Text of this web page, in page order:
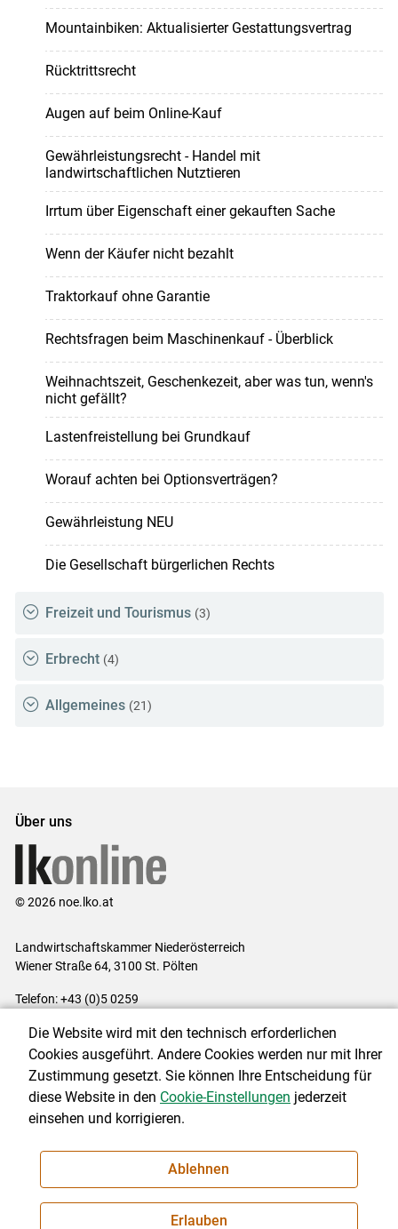
Mountainbiken: Aktualisierter Gestattungsvertrag
Rücktrittsrecht
Augen auf beim Online-Kauf
Gewährleistungsrecht - Handel mit
landwirtschaftlichen Nutztieren
Irrtum über Eigenschaft einer gekauften Sache
Wenn der Käufer nicht bezahlt
Traktorkauf ohne Garantie
Rechtsfragen beim Maschinenkauf - Überblick
Weihnachtszeit, Geschenkezeit, aber was tun, wenn's
nicht gefällt?
Lastenfreistellung bei Grundkauf
Worauf achten bei Optionsverträgen?
Gewährleistung NEU
Die Gesellschaft bürgerlichen Rechts
Freizeit und Tourismus (3)
Erbrecht (4)
Allgemeines (21)
Über uns
© 2026 noe.lko.at
Landwirtschaftskammer Niederösterreich
Wiener Straße 64, 3100 St. Pölten
Telefon: +43 (0)5 0259
Impressum|Kontakt|Datenschutzerklärung|Barrierefreiheit|
Cookie-Einstellungen
NEWSLETTER
Die Website wird mit den technisch erforderlichen
Cookies ausgeführt. Andere Cookies werden nur mit Ihrer
Zustimmung gesetzt. Sie können Ihre Entscheidung für
diese Website in den Cookie-Einstellungen jederzeit
einsehen und korrigieren.
Ablehnen
Erlauben